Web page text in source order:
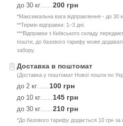
до 30 кг 200 грн
*Максимальна вага відправлення - до 30
**Термін відправки: 1–3 дні.
***Відправки з Київського складу
пошти, до базового тарифу може
забору.
Доставка в поштомат
(Доставка у поштомат Нової пошти по
до 2 кг 100 грн
до 10 кг 145 грн
до 30 кг 210 грн
*До базового тарифу додається 10 грн за